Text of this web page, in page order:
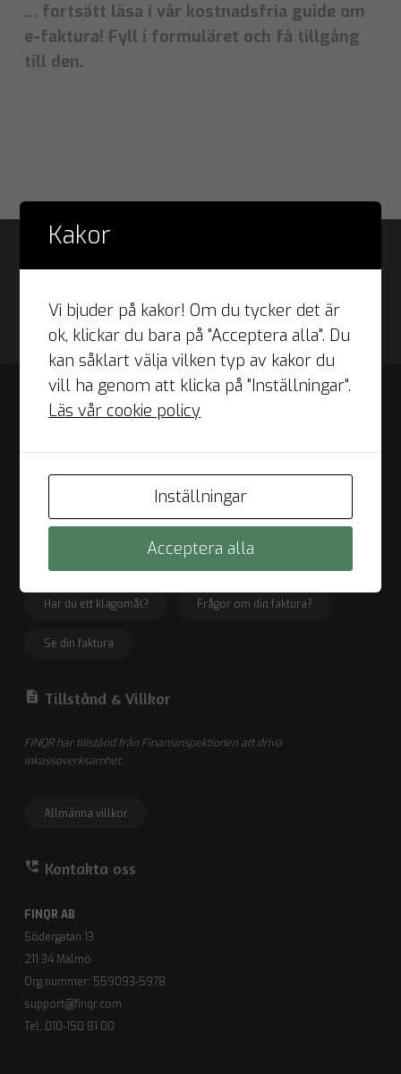
… fortsätt läsa i vår kostnadsfria guide om
e-faktura! Fyll i formuläret och få tillgång
till den.
Integritet
Sekretesspolicy Personuppgiftspolicy
Cookie-inställningar
Fakturamottagare
Har du ett klagomål? Frågor om din faktura?
Se din faktura
description Tillstånd & Villkor
FINQR har tillstånd från Finansinspektionen att driva
inkassoverksamhet.
Allmänna villkor
perm_phone_msg Kontakta oss
FINQR AB
Södergatan 13
211 34 Malmö
Org.nummer: 559093-5978
support@finqr.com
Tel. 010-150 81 00
Kakor
Vi bjuder på kakor! Om du tycker det är
ok, klickar du bara på "Acceptera alla". Du
kan såklart välja vilken typ av kakor du
vill ha genom att klicka på "Inställningar".
Läs vår cookie policy
Inställningar
Acceptera alla